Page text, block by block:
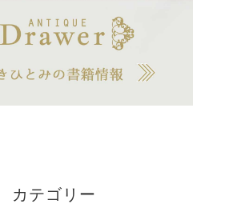
カテゴリー